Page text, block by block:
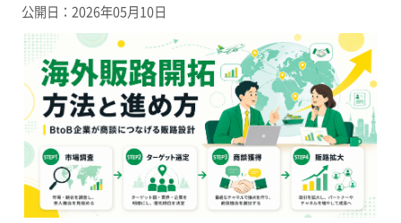
公開日：2026年05月10日